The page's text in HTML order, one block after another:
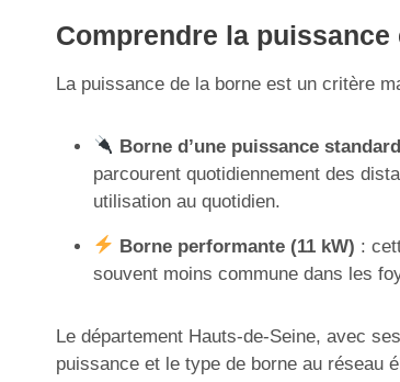
Comprendre la puissance
La puissance de la borne est un critère
Borne d’une puissance
parcourent quotidiennement des
utilisation au quotidien.
Borne performante (11 kW) :
souvent moins commune dans les
Le département Hauts-de-Seine, avec
puissance et le type de borne au réseau